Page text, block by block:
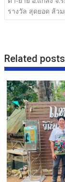
o
รางวัล สุดยอด ส้ว
Related posts